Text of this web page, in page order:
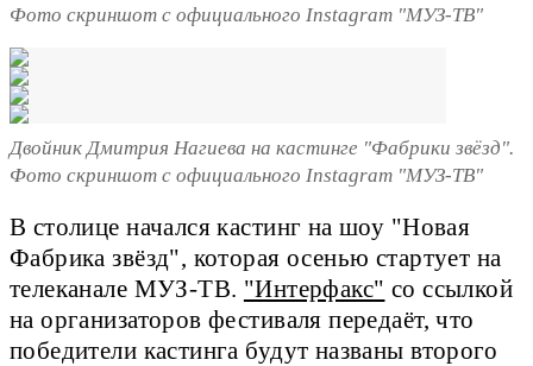
Фото скриншот с официального Instagram "МУЗ-ТВ"
Двойник Дмитрия Нагиева на кастинге "Фабрики звёзд".
Фото скриншот с официального Instagram "МУЗ-ТВ"
В столице начался кастинг на шоу "Новая
Фабрика звёзд", которая осенью стартует на
телеканале МУЗ-ТВ. "Интерфакс" со ссылкой
на организаторов фестиваля передаёт, что
победители кастинга будут названы второго